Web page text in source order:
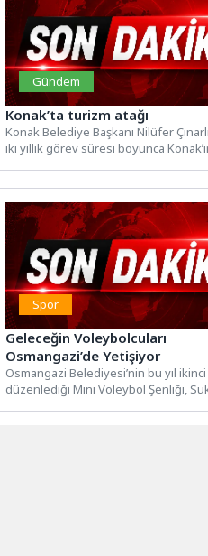
Gündem
Konak’ta turizm atağı
Konak Belediye Başkanı Nilüfer
iki yıllık görev süresi boyunca
Spor
Geleceğin Voleybolcuları
Osmangazi’de Yetişiyor
Osmangazi Belediyesi’nin bu yıl
düzenlediği Mini Voleybol Şenliği,